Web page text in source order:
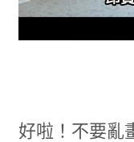
好啦！不要亂